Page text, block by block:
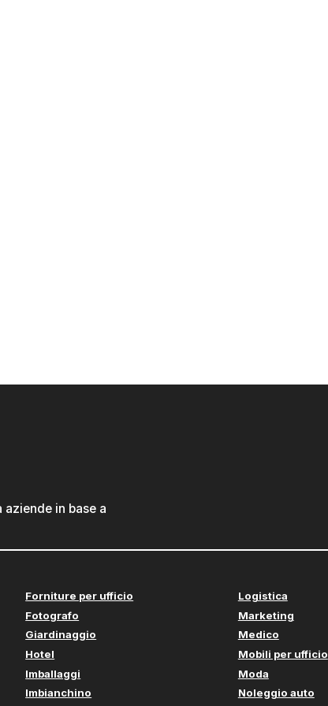
aziende in base a
Forniture per ufficio
Fotografo
Giardinaggio
Hotel
Imballaggi
Imbianchino
Logistica
Marketing
Medico
Mobili per ufficio
Moda
Noleggio auto